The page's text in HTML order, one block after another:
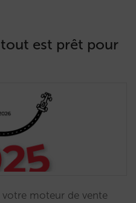
est prêt pour
moteur de vente